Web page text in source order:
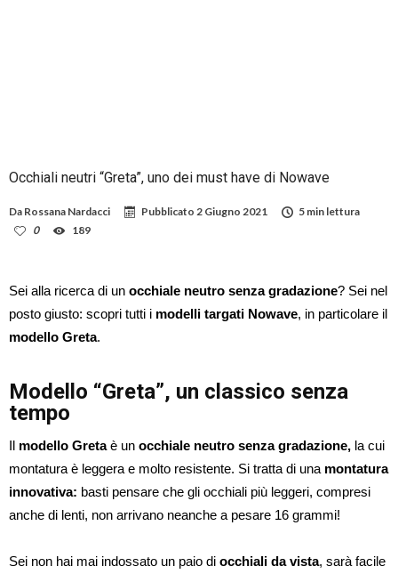
Occhiali neutri “Greta”, uno dei must have di Nowave
Da Rossana Nardacci Pubblicato 2 Giugno 2021
5 min lettura
0
189
Sei alla ricerca di un occhiale neutro senza gradazione? Sei nel
posto giusto: scopri tutti i modelli targati Nowave, in particolare il
modello Greta.
Modello “Greta”, un classico senza
tempo
Il modello Gretaè un occhiale neutro senza gradazione, la cui
montatura è leggera e molto resistente. Si tratta di una montatura
innovativa: basti pensare che gli occhiali più leggeri, compresi
anche di lenti, non arrivano neanche a pesare 16 grammi!
Sei non hai mai indossato un paio di occhiali da vista, sarà facile